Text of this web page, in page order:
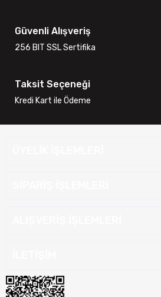
Güvenli Alışveriş
256 BIT SSL Sertifika
Taksit Seçeneği
Kredi Kart ile Ödeme